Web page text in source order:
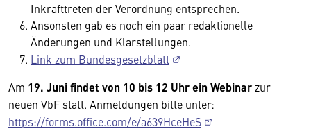
Inkrafttreten der Verordnung entsprechen.
Ansonsten gab es noch ein paar redaktionelle
Änderungen und Klarstellungen.
Link zum Bundesgesetzblatt
Am 19. Juni findet von 10 bis 12 Uhr ein Webinar zur
neuen VbF statt. Anmeldungen bitte unter:
https://forms.office.com/e/a639HceHeS